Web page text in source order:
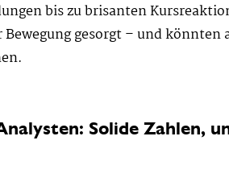
bis zu brisanten
gesorgt – und könnten
Solide Zahlen,